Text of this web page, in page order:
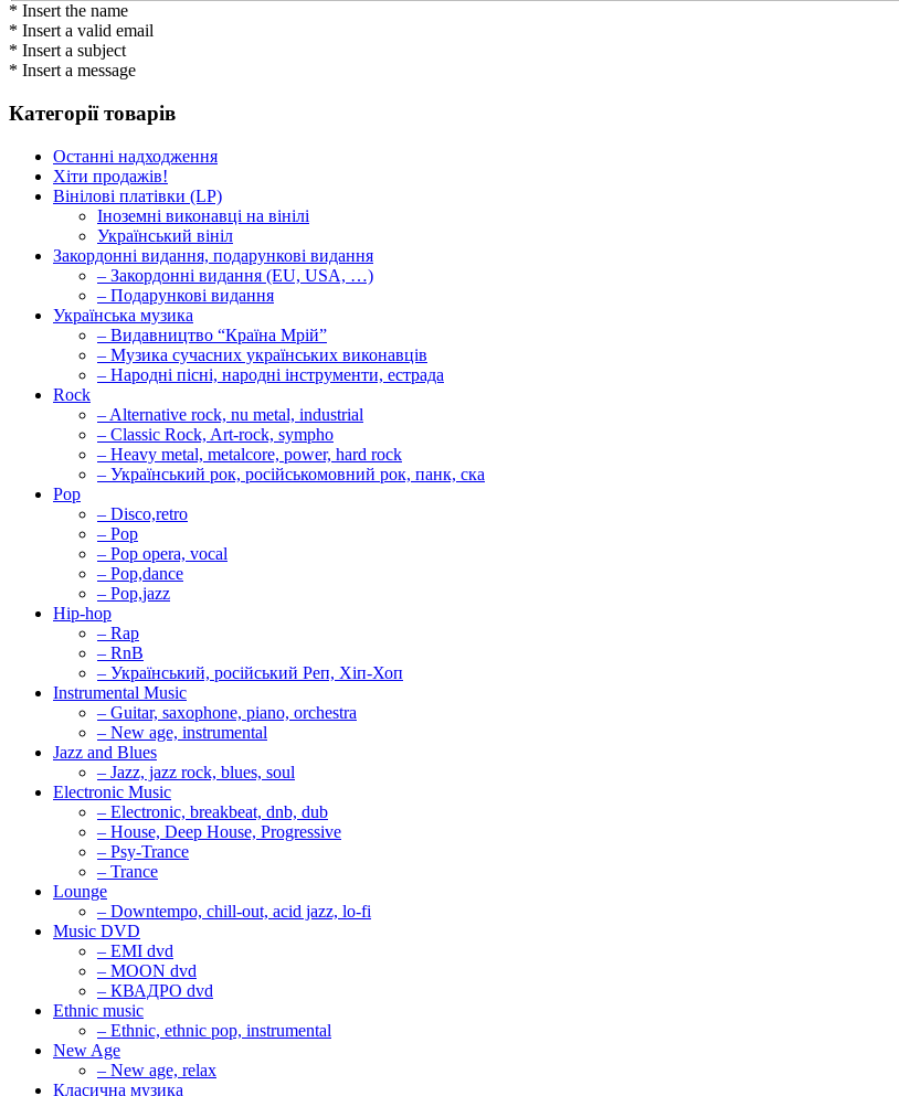
* Insert the name
* Insert a valid email
* Insert a subject
* Insert a message
Категорії товарів
Останні надходження
Хіти продажів!
Вінілові платівки (LP)
Іноземні виконавці на вінілі
Український вініл
Закордонні видання, подарункові видання
– Закордонні видання (EU, USA, …)
– Подарункові видання
Українська музика
– Видавництво “Країна Мрій”
– Музика сучасних українських виконавців
– Народні пісні, народні інструменти, естрада
Rock
– Alternative rock, nu metal, industrial
– Classic Rock, Art-rock, sympho
– Heavy metal, metalcore, power, hard rock
– Український рок, російськомовний рок, панк, ска
Pop
– Disco,retro
– Pop
– Pop opera, vocal
– Pop,dance
– Pop,jazz
Hip-hop
– Rap
– RnB
– Український, російський Реп, Хіп-Хоп
Instrumental Music
– Guitar, saxophone, piano, orchestra
– New age, instrumental
Jazz and Blues
– Jazz, jazz rock, blues, soul
Electronic Music
– Electronic, breakbeat, dnb, dub
– House, Deep House, Progressive
– Psy-Trance
– Trance
Lounge
– Downtempo, chill-out, acid jazz, lo-fi
Music DVD
– EMI dvd
– MOON dvd
– КВАДРО dvd
Ethnic music
– Ethnic, ethnic pop, instrumental
New Age
– New age, relax
Класична музика